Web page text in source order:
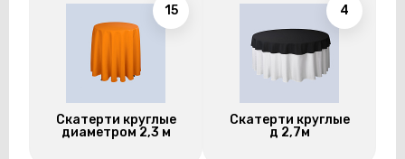
15
Скатерти круглые
диаметром 2,3 м
4
Скатерти круглые
д 2,7м